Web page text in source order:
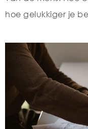
hoe gelukkiger je